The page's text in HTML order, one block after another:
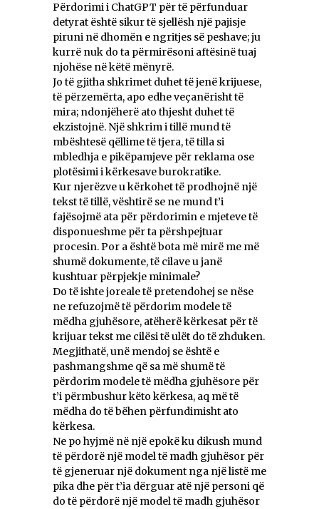
Përdorimi i ChatGPT për të përfunduar
detyrat është sikur të sjellësh një pajisje
piruni në dhomën e ngritjes së peshave; ju
kurrë nuk do ta përmirësoni aftësinë tuaj
njohëse në këtë mënyrë.
Jo të gjitha shkrimet duhet të jenë krijuese,
të përzemërta, apo edhe veçanërisht të
mira; ndonjëherë ato thjesht duhet të
ekzistojnë. Një shkrim i tillë mund të
mbështesë qëllime të tjera, të tilla si
mbledhja e pikëpamjeve për reklama ose
plotësimi i kërkesave burokratike.
Kur njerëzve u kërkohet të prodhojnë një
tekst të tillë, vështirë se ne mund t’i
fajësojmë ata për përdorimin e mjeteve të
disponueshme për ta përshpejtuar
procesin. Por a është bota më mirë me më
shumë dokumente, të cilave u janë
kushtuar përpjekje minimale?
Do të ishte joreale të pretendohej se nëse
ne refuzojmë të përdorim modele të
mëdha gjuhësore, atëherë kërkesat për të
krijuar tekst me cilësi të ulët do të zhduken.
Megjithatë, unë mendoj se është e
pashmangshme që sa më shumë të
përdorim modele të mëdha gjuhësore për
t’i përmbushur këto kërkesa, aq më të
mëdha do të bëhen përfundimisht ato
kërkesa.
Ne po hyjmë në një epokë ku dikush mund
të përdorë një model të madh gjuhësor për
të gjeneruar një dokument nga një listë me
pika dhe për t’ia dërguar atë një personi që
do të përdorë një model të madh gjuhësor